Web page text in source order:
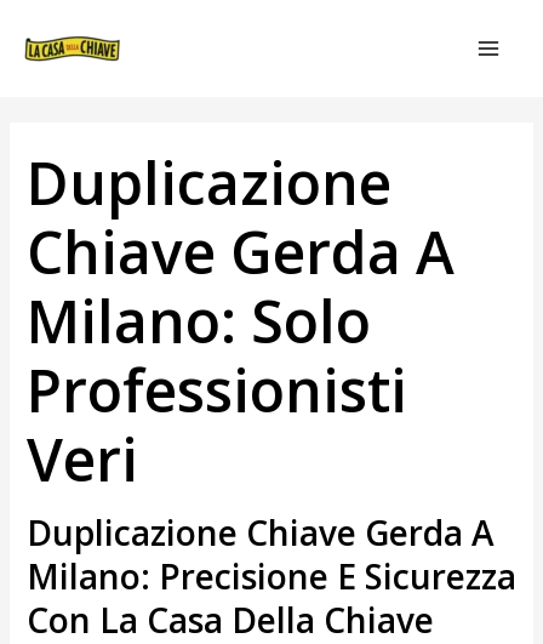
Duplicazione
Chiave Gerda A
Milano: Solo
Professionisti
Veri
Duplicazione Chiave Gerda A
Milano: Precisione E Sicurezza
Con La Casa Della Chiave
ARTICOLI